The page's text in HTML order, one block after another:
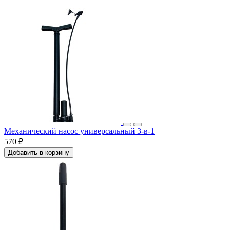
Механический насос универсальный 3-в-1
570 ₽
Добавить в корзину